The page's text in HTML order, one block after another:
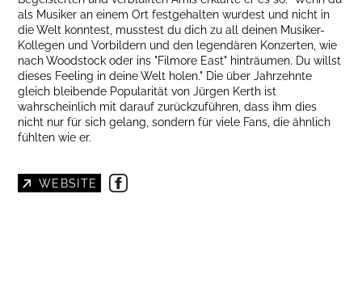
als Musiker an einem Ort festgehalten wurdest und nicht in
die Welt konntest, musstest du dich zu all deinen Musiker-
Kollegen und Vorbildern und den legendären Konzerten, wie
nach Woodstock oder ins "Filmore East" hinträumen. Du willst
dieses Feeling in deine Welt holen." Die über Jahrzehnte
gleich bleibende Popularität von Jürgen Kerth ist
wahrscheinlich mit darauf zurückzuführen, dass ihm dies
nicht nur für sich gelang, sondern für viele Fans, die ähnlich
fühlten wie er.
WEBSITE